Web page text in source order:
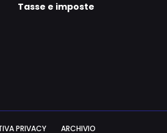
Tasse e imposte
PRIVACY ARCHIVIO